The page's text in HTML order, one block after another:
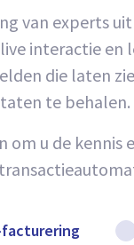
van experts
interactie en
die laten
te behalen.
u de
facturering